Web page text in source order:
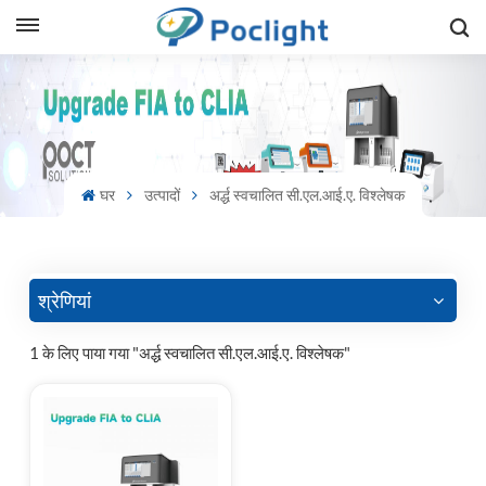
घर उत्पादों अर्द्ध स्वचालित सी.एल.आई.ए. विश्लेषक
श्रेणियां
1 के लिए पाया गया "अर्द्ध स्वचालित सी.एल.आई.ए. विश्लेषक"